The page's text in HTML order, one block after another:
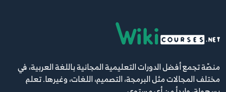
منصّة تجمع أفضل الدورات التعليمية المجانية باللغة العربية، في
مختلف المجالات مثل البرمجة، التصميم، اللغات، وغيرها. تعلم